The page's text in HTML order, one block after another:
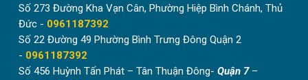
Số 273 Đường Kha Vạn Cân, Phường Hiệp Bình Chánh, Thủ
Đức - 0961187392
Số 22 Đường 49 Phường Bình Trưng Đông Quận 2
- 0961187392
Số 456 Huỳnh Tấn Phát – Tân Thuận Đông- Quận 7–